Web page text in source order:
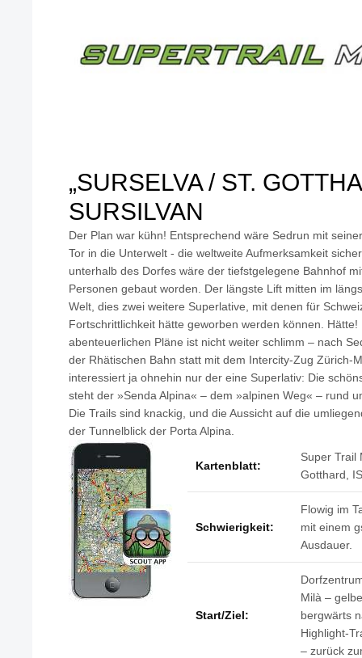
„SURSELVA / ST.
SURSILVAN
Der Plan war kühn! Entsprechend wäre Sedrun mit
Tor in die Unterwelt - die weltweite Aufmerksamkeit
unterhalb des Dorfes wäre der tiefstgelegene Bahnhof
Personen gebaut worden. Der längste Lift mitten im
Welt, dies zwei weitere Superlative, mit denen für
Fortschrittlichkeit hätte geworben werden können.
abenteuerlichen Pläne ist nicht weiter schlimm – nach
der Rhätischen Bahn statt mit dem Intercity-Zug Zürich-
interessiert ja ohnehin nur der eine Superlativ: Die
steht der »Senda Alpina« – dem »alpinen Weg« – rund
Die Trails sind knackig, und die Aussicht auf die
der Tunnelblick der Porta Alpina.
Kartenblatt:
Super Trail
Gotthard,
Schwierigkeit:
Flowig im
mit einem
Ausdauer.
Start/Ziel:
Milà –
bergwärts
Highlight-
– zurück